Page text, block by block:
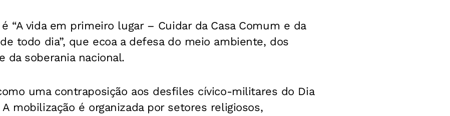
“A vida em primeiro lugar – Cuidar da Casa Comum e da
todo dia”, que ecoa a defesa do meio ambiente, dos
da soberania nacional.
uma contraposição aos desfiles cívico-militares do Dia
mobilização é organizada por setores religiosos,